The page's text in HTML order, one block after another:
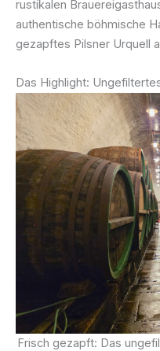
rustikalen
authentische böhmische
gezapftes Pilsner Urquell
Das Highlight:
Frisch gezapft: Das